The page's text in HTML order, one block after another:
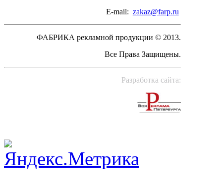
E-mail: zakaz@farp.ru
ФАБРИКА рекламной продукции © 2013.
Все Права Защищены.
Разработка сайта: